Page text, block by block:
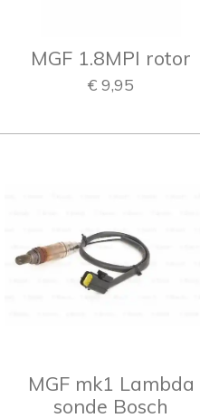
MGF 1.8MPI rotor
€ 9,95
MGF mk1 Lambda
sonde Bosch